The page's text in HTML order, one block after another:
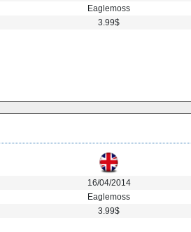
Eaglemoss
3.99$
16/04/2014
Eaglemoss
3.99$